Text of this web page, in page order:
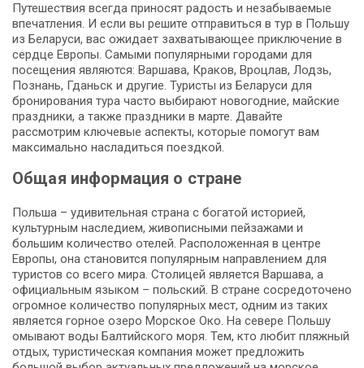
Путешествия всегда приносят радость и незабываемые
впечатления. И если вы решите отправиться в тур в Польшу
из Беларуси, вас ожидает захватывающее приключение в
сердце Европы. Самыми популярными городами для
посещения являются: Варшава, Краков, Вроцлав, Лодзь,
Познань, Гданьск и другие. Туристы из Беларуси для
бронирования тура часто выбирают новогодние, майские
праздники, а также праздники в марте. Давайте
рассмотрим ключевые аспекты, которые помогут вам
максимально насладиться поездкой.
Общая информация о стране
Польша – удивительная страна с богатой историей,
культурным наследием, живописными пейзажами и
большим количество отелей. Расположенная в центре
Европы, она становится популярным направлением для
туристов со всего мира. Столицей является Варшава, а
официальным языком – польский. В стране сосредоточено
огромное количество популярных мест, одним из таких
является горное озеро Морское Око. На севере Польшу
омывают воды Балтийского моря. Тем, кто любит пляжный
отдых, туристическая компания может предложить